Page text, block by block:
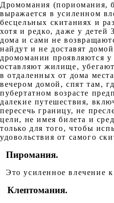
Дромомания (пориомания,
выражается в усиленном
бесцельных скитаниях и
хотя и редко, даже у детей
дома и сами не
найдут и не доставят
дромомании проявляются у
оставляют жилище,
в отдаленных от дома
вечером домой, спят там,
пубертатном возрасте
далекие путешествия,
пересечь границу, не
цели, не имея билета и
только для того, чтобы
удовольствия от самого
Пиромания.
Это усиленное влечение
Клептомания.